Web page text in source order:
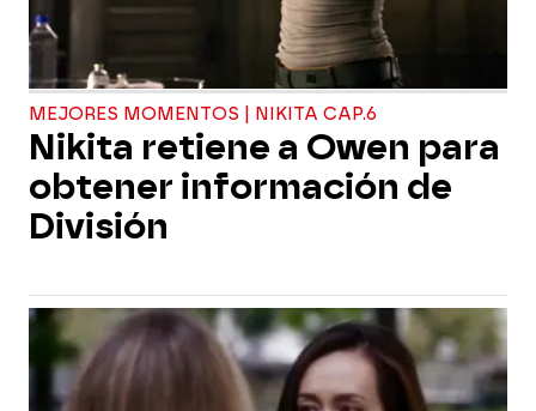
MEJORES MOMENTOS | NIKITA CAP.6
Nikita retiene a Owen para
obtener información de
División